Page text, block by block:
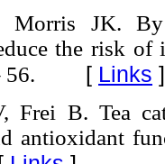
Morris JK.
the risk of
56. [ Links ]
Frei B. Tea
antioxidant